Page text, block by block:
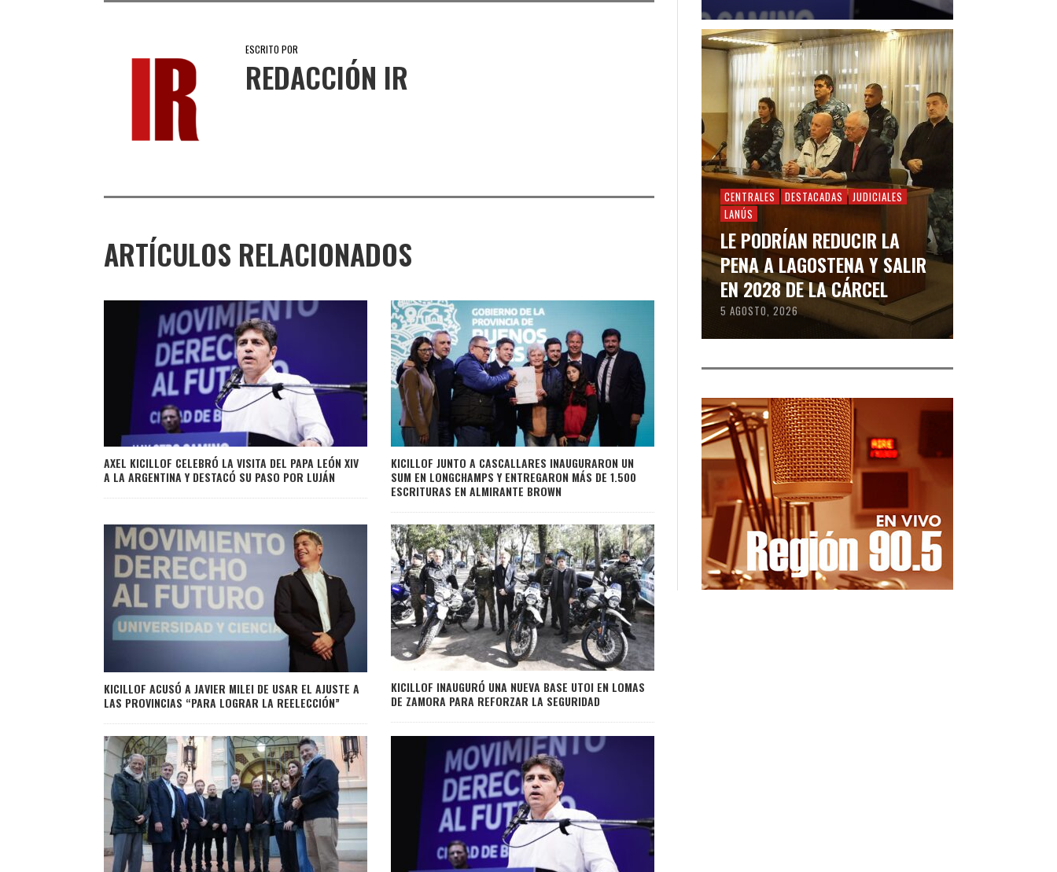
ESCRITO POR
REDACCIÓN IR
ARTÍCULOS RELACIONADOS
AXEL KICILLOF CELEBRÓ LA VISITA DEL PAPA LEÓN XIV
A LA ARGENTINA Y DESTACÓ SU PASO POR LUJÁN
KICILLOF JUNTO A CASCALLARES INAUGURARON UN
SUM EN LONGCHAMPS Y ENTREGARON MÁS DE 1.500
ESCRITURAS EN ALMIRANTE BROWN
KICILLOF ACUSÓ A JAVIER MILEI DE USAR EL AJUSTE A
LAS PROVINCIAS “PARA LOGRAR LA REELECCIÓN”
KICILLOF INAUGURÓ UNA NUEVA BASE UTOI EN LOMAS
DE ZAMORA PARA REFORZAR LA SEGURIDAD
CENTRALES DESTACADAS
JUDICIALES
LANÚS
LE PODRÍAN REDUCIR LA
PENA A LAGOSTENA Y SALIR
EN 2028 DE LA CÁRCEL
5 AGOSTO, 2026